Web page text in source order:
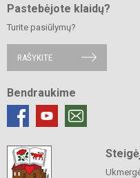
Pastebėjote klaidų?
Turite pasiūlymų?
RAŠYKITE
Bendraukime